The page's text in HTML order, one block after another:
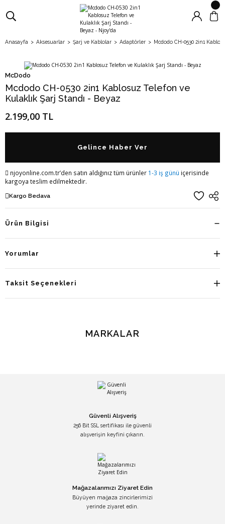
Anasayfa Aksesuarlar Şarj ve Kablolar Adaptörler Mcdodo CH-0530 2in1
McDodo
Mcdodo CH-0530 2in1 Kablosuz Telefon ve
Kulaklık Şarj Standı - Beyaz
2.199,00 TL
Gelince Haber Ver
njoyonline.com.tr’den satın aldığınız tüm ürünler 1-3 iş günü içerisinde
kargoya teslim edilmektedir.
Kargo Bedava
Ürün Bilgisi
Yorumlar
Taksit Seçenekleri
MARKALAR
Güvenli Alışveriş
256 Bit SSL sertifikası ile güvenli
alışverişin keyfini çıkarın.
Mağazalarımızı Ziyaret Edin
Büyüyen mağaza zincirlerimizi
yerinde ziyaret edin.